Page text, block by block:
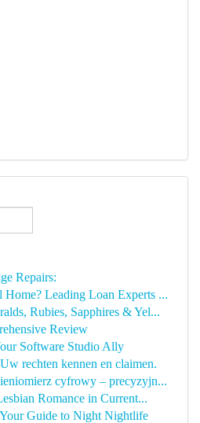
Repairs:
Home? Leading Loan Experts ...
Rubies, Sapphires & Yel...
Review
Software Studio Ally
rechten kennen en claimen.
cyfrowy – precyzyjn...
Romance in Current...
Guide to Night Nightlife